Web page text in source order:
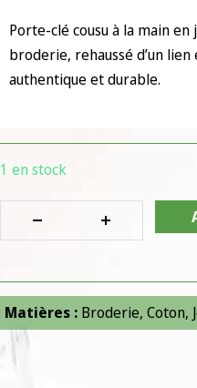
Porte-clé cousu à la main en
broderie, rehaussé d’un
authentique et durable.
1 en stock
Matières : Broderie, Coton,